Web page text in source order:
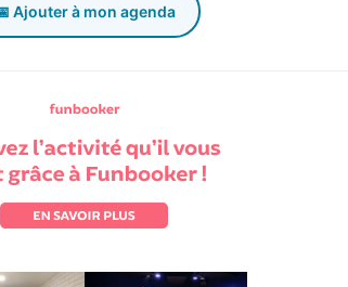
Ajouter à mon agenda